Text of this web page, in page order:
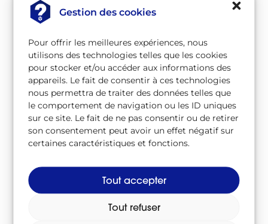
Gestion des cookies
Pour offrir les meilleures expériences, nous
utilisons des technologies telles que les cookies
pour stocker et/ou accéder aux informations des
appareils. Le fait de consentir à ces technologies
nous permettra de traiter des données telles que
le comportement de navigation ou les ID uniques
sur ce site. Le fait de ne pas consentir ou de retirer
son consentement peut avoir un effet négatif sur
certaines caractéristiques et fonctions.
Tout accepter
Tout refuser
Gamma
À télécharger
Télécharger le lexique au format CSV
Csv/
Télécharger le lexique au format PDF
Pdf /
Suivez-nous sur